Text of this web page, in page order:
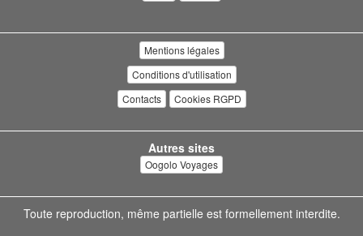
Mentions légales
Conditions d'utilisation
Contacts
Cookies RGPD
Autres sites
Oogolo Voyages
Toute reproduction, même partielle est formellement interdite.